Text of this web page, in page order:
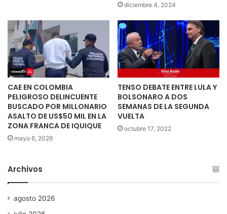
diciembre 4, 2024
CAE EN COLOMBIA
PELIGROSO DELINCUENTE
BUSCADO POR MILLONARIO
ASALTO DE US$50 MIL EN LA
ZONA FRANCA DE IQUIQUE
mayo 6, 2026
TENSO DEBATE ENTRE LULA Y
BOLSONARO A DOS
SEMANAS DE LA SEGUNDA
VUELTA
octubre 17, 2022
Archivos
agosto 2026